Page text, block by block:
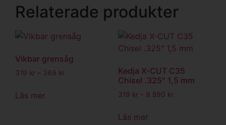
Relaterade produkter
Vikbar grensåg
319 kr – 369 kr
Läs mer
Kedja X-CUT C35
Chisel .325″ 1,5 mm
319 kr – 9 890 kr
Läs mer